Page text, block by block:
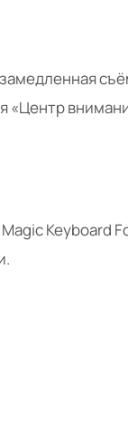
«Центр
Keyboard